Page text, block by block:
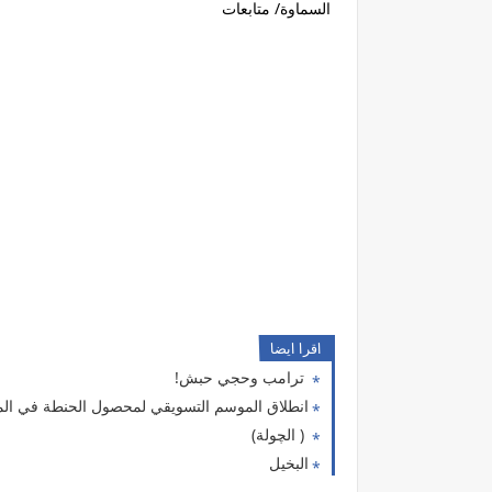
السماوة/ متابعات
اقرا ايضا
ترامب وحجي حبش!
انطلاق الموسم التسويقي لمحصول الحنطة في
( الچولة)
البخيل